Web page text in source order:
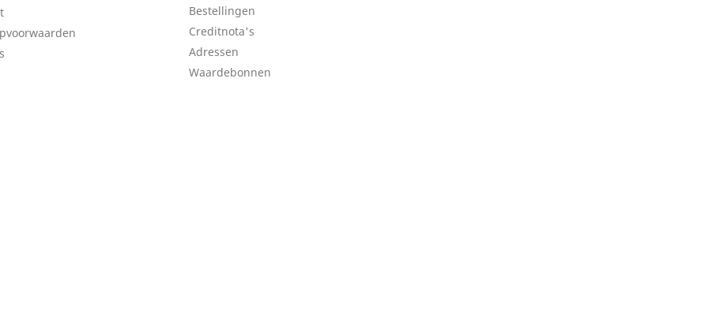
Bestellingen
Creditnota's
Adressen
Waardebonnen